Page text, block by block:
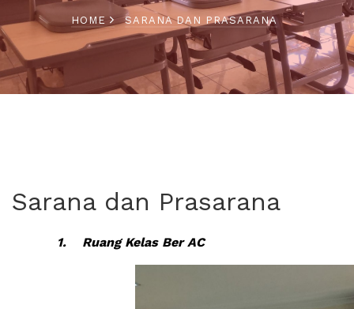
HOME SARANA DAN PRASARANA
Sarana dan Prasarana
1. Ruang Kelas Ber AC